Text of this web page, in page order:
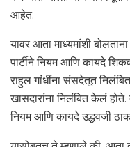
आहेत.
यावर आता माध्यमांशी
पार्टीने नियम आणि कायदे
राहुल गांधींना संसदेतूत
खासदारांना निलंबित केलं
नियम आणि कायदे उद्धवजी